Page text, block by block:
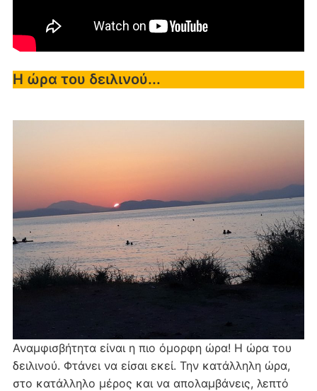
Η ώρα του δειλινού...
Αναμφισβήτητα είναι η πιο όμορφη ώρα! Η ώρα του
δειλινού. Φτάνει να είσαι εκεί. Την κατάλληλη ώρα,
στο κατάλληλο μέρος και να απολαμβάνεις, λεπτό